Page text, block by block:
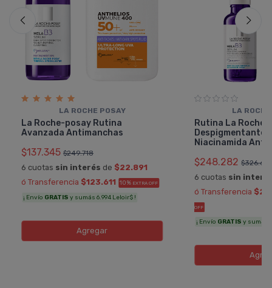
LA ROCHE POSAY
La Roche-posay Rutina
Avanzada Antimanchas
$137.345 $249.718
6 cuotas sin interés de $22.891
ó Transferencia $123.611 10% EXTRA OFF
¡ Envío GRATIS y sumás 6.994 Leloir$ !
Agregar
LA
Rutina La Roche
Despigmentante
Niacinamida
$248.282
6 cuotas sin
ó Transferencia
OFF
¡ Envío GRATIS y sumás